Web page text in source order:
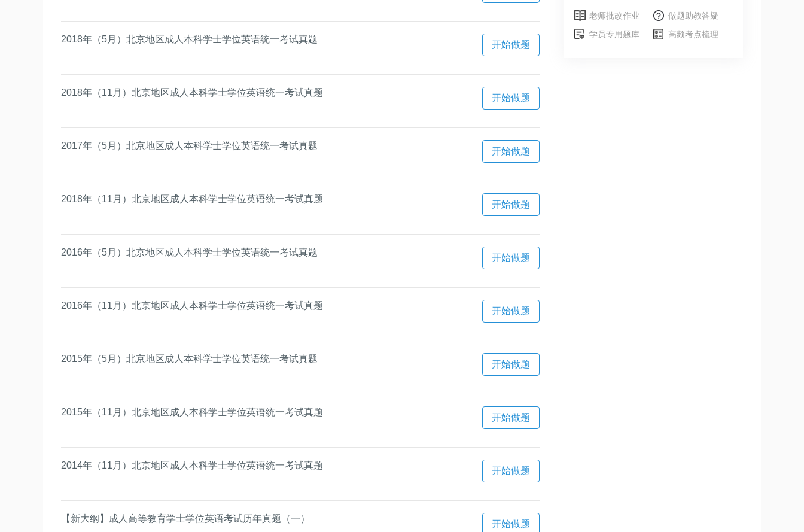
2018年（5月）北京地区成人本科学士学位英语统一考试真题
开始做题
2018年（11月）北京地区成人本科学士学位英语统一考试真题
开始做题
2017年（5月）北京地区成人本科学士学位英语统一考试真题
开始做题
2018年（11月）北京地区成人本科学士学位英语统一考试真题
开始做题
2016年（5月）北京地区成人本科学士学位英语统一考试真题
开始做题
2016年（11月）北京地区成人本科学士学位英语统一考试真题
开始做题
2015年（5月）北京地区成人本科学士学位英语统一考试真题
开始做题
2015年（11月）北京地区成人本科学士学位英语统一考试真题
开始做题
2014年（11月）北京地区成人本科学士学位英语统一考试真题
开始做题
【新大纲】成人高等教育学士学位英语考试历年真题（一）
开始做题
老师批改作业
做题助教答疑
学员专用题库
高频考点梳理